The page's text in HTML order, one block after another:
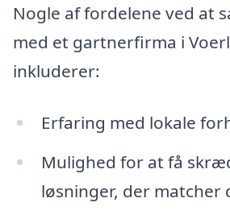
Nogle af fordelene ved at
med et gartnerfirma i
inkluderer:
Erfaring med lokale
Mulighed for at få
løsninger, der matcher